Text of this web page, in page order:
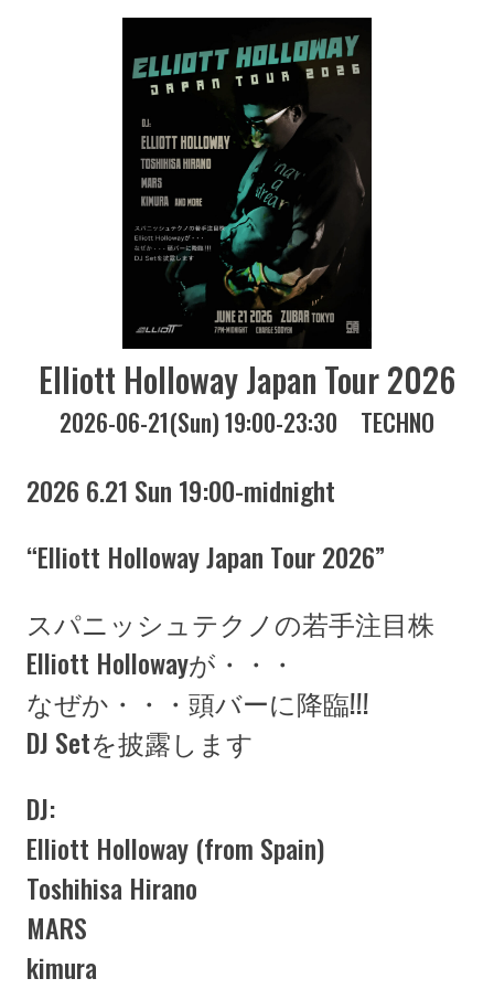
Elliott Holloway Japan Tour 2026
2026-06-21(Sun) 19:00-23:30 TECHNO
2026 6.21 Sun 19:00-midnight
“Elliott Holloway Japan Tour 2026”
スパニッシュテクノの若手注目株
Elliott Hollowayが・・・
なぜか・・・頭バーに降臨!!!
DJ Setを披露します
DJ:
Elliott Holloway (from Spain)
Toshihisa Hirano
MARS
kimura